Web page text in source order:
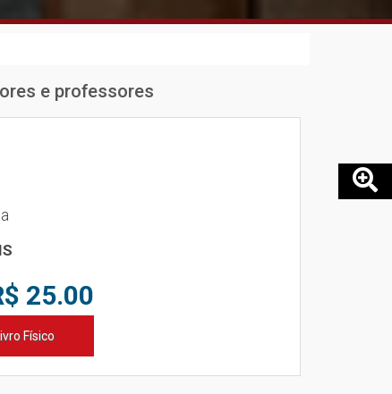
e professores
25.00
Físico